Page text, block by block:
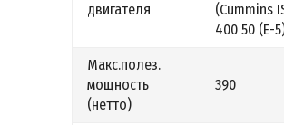
двигателя
(Cummins
400 50 (Е-
Макс.полез.
мощность
(нетто)
390